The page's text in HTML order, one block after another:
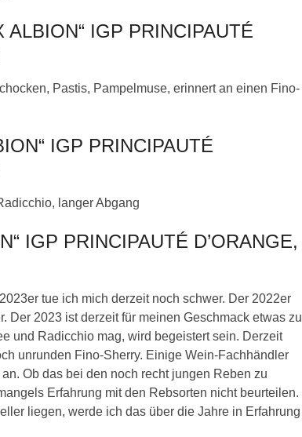
ALBION“ IGP PRINCIPAUTÉ
Pastis, Pampelmuse, erinnert an einen Fino-
IGP PRINCIPAUTÉ
langer Abgang
IGP PRINCIPAUTÉ D’ORANGE,
tue ich mich derzeit noch schwer. Der 2022er
Der 2023 ist derzeit für meinen Geschmack etwas zu
und Radicchio mag, wird begeistert sein. Derzeit
unrunden Fino-Sherry. Einige Wein-Fachhändler
Ob das bei den noch recht jungen Reben zu
Erfahrung mit den Rebsorten nicht beurteilen.
liegen, werde ich das über die Jahre in Erfahrung